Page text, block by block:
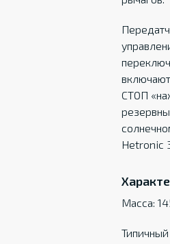
СТОП
Hetronic
Масса: